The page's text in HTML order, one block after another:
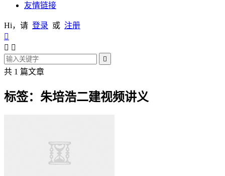
友情链接
Hi，请 登录 或 注册

 

共 1 篇文章
标签：朱培浩二建视频讲义